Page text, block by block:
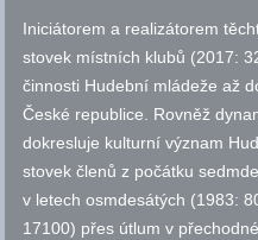
Iniciátorem a realizátorem
stovek místních klubů (2017:
činnosti Hudební mládeže až
České republice. Rovněž
dokresluje kulturní význam
stovek členů z počátku
v letech osmdesátých (1983:
17100) přes útlum v